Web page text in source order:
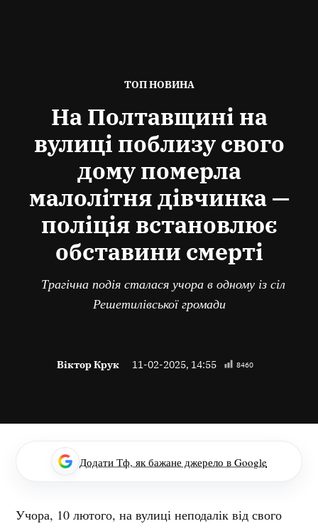
ОПУБЛІКОВАНО
ТОП НОВИНА
На Полтавщині на
вулиці поблизу свого
дому померла
малолітня дівчинка —
поліція встановлює
обставини смерті
Трагічна подія сталася учора в одному із сіл
Решетилівської громади
Віктор Крук 11-02-2025, 14:55 8460
Додати Тф, як бажане джерело в Google
Учора, 10 лютого, на вулиці неподалік від свого